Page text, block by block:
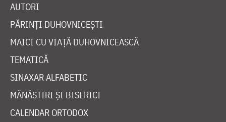
AUTORI
PĂRINȚI DUHOVNICEȘTI
MAICI CU VIAȚĂ DUHOVNICEASCĂ
TEMATICĂ
SINAXAR ALFABETIC
MĂNĂSTIRI ȘI BISERICI
CALENDAR ORTODOX